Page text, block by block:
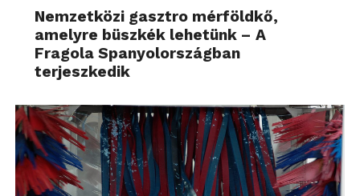
Nemzetközi gasztro mérföldkő,
amelyre büszkék lehetünk – A
Fragola Spanyolországban
terjeszkedik